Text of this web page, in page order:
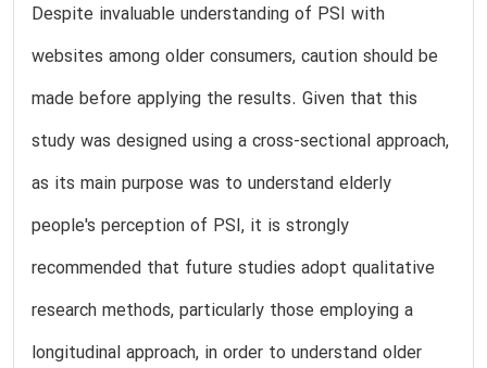
Despite invaluable understanding of PSI with
websites among older consumers, caution should be
made before applying the results. Given that this
study was designed using a cross-sectional approach,
as its main purpose was to understand elderly
people's perception of PSI, it is strongly
recommended that future studies adopt qualitative
research methods, particularly those employing a
longitudinal approach, in order to understand older